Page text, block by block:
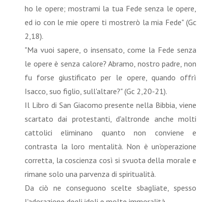
ho le opere; mostrami la tua Fede senza le opere,
ed io con le mie opere ti mostrerò la mia Fede" (Gc
2,18).
"Ma vuoi sapere, o insensato, come la Fede senza
le opere è senza calore? Abramo, nostro padre, non
fu forse giustificato per le opere, quando offrì
Isacco, suo figlio, sull'altare?" (Gc 2,20-21).
Il Libro di San Giacomo presente nella Bibbia, viene
scartato dai protestanti, d'altronde anche molti
cattolici eliminano quanto non conviene e
contrasta la loro mentalità. Non è un'operazione
corretta, la coscienza così si svuota della morale e
rimane solo una parvenza di spiritualità.
Da ciò ne conseguono scelte sbagliate, spesso